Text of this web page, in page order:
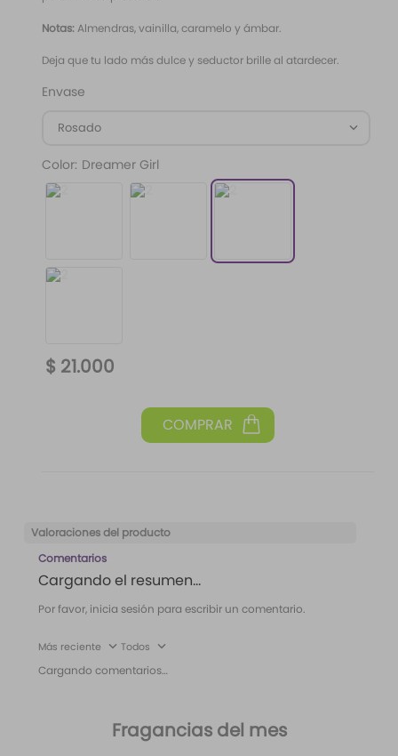
Notas: Almendras, vainilla, caramelo y ámbar.
Deja que tu lado más dulce y seductor brille al atardecer.
Envase
Rosado
Color: Dreamer Girl
$ 21.000
Valoraciones del producto
Comentarios
Cargando el resumen…
Por favor, inicia sesión para escribir un comentario.
Más reciente Todos
Cargando comentarios…
Fragancias del mes